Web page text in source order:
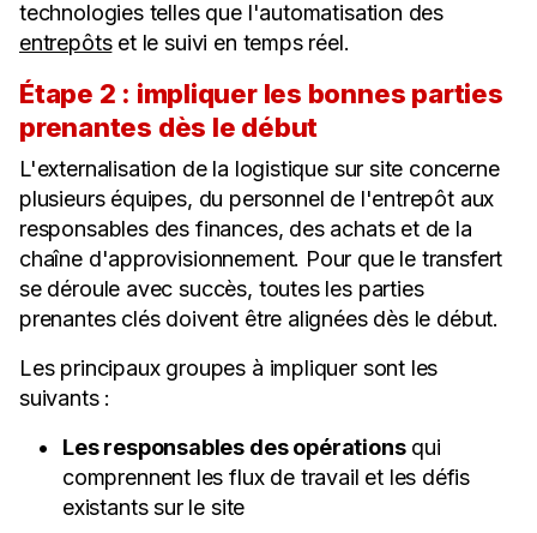
technologies telles que l'automatisation des
entrepôtset le suivi en temps réel.
Étape 2 : impliquer les bonnes parties
prenantes dès le début
L'externalisation de la logistique sur site concerne
plusieurs équipes, du personnel de l'entrepôt aux
responsables des finances, des achats et de la
chaîne d'approvisionnement. Pour que le transfert
se déroule avec succès, toutes les parties
prenantes clés doivent être alignées dès le début.
Les principaux groupes à impliquer sont les
suivants :
Les responsables des opérationsqui
comprennent les flux de travail et les défis
existants sur le site